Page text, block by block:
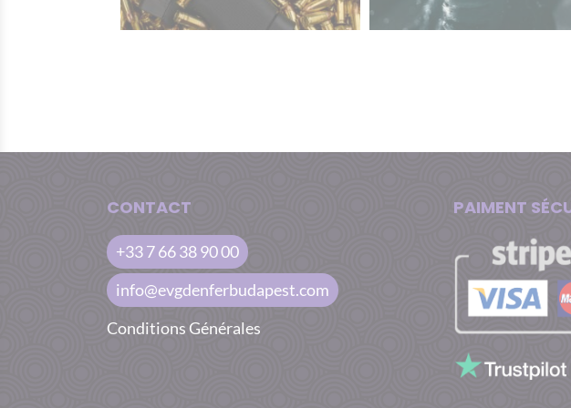
CONTACT
+33 7 66 38 90 00
info@evgdenferbudapest.com
Conditions Générales
PAIMENT